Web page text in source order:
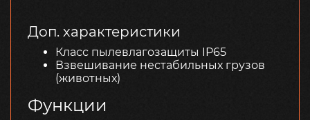
Доп. характеристики
Класс пылевлагозащиты IP65
Взвешивание нестабильных грузов
(животных)
Функции